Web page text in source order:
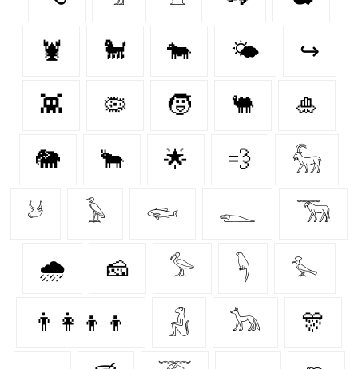
🦞 🐩 🐄 🌤️ ↪
👾 🦠 🧒 🐫 🎍
🐘 🐂 🌟 💨 𓃵
𓃾 𓅥 𓆟 𓆍 𓃝
🌧️ 🧀 𓅞 𓆐 𓅙
👨‍👩‍👦‍👦 𓃻 𓃥 🎊